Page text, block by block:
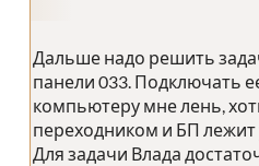
Дальше надо решить
панели 033. Подключать
компьютеру мне лень,
переходником и БП лежит
Для задачи Влада